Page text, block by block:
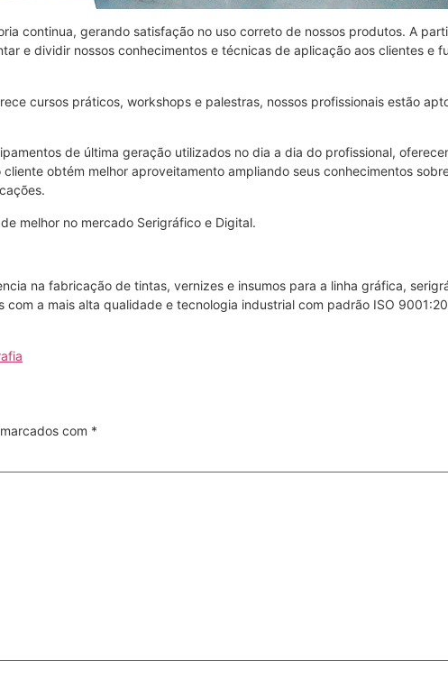
continua, gerando satisfação no uso correto de nossos produtos. A
e dividir nossos conhecimentos e técnicas de aplicação aos clientes e
cursos práticos, workshops e palestras, nossos profissionais estão
de última geração utilizados no dia a dia do profissional,
obtém melhor aproveitamento ampliando seus conhecimentos
melhor no mercado Serigráfico e Digital.
na fabricação de tintas, vernizes e insumos para a linha gráfica,
a mais alta qualidade e tecnologia industrial com padrão ISO
com *